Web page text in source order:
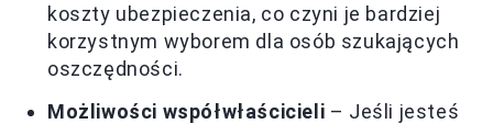
koszty ubezpieczenia, co czyni je bardziej
korzystnym wyborem dla osób szukających
oszczędności.
Możliwości współwłaścicieli – Jeśli jesteś